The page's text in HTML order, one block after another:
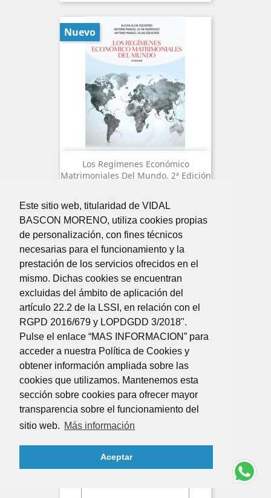
Este sitio web, titularidad de VIDAL
BASCON MORENO, utiliza cookies propias
de personalización, con fines técnicos
necesarias para el funcionamiento y la
prestación de los servicios ofrecidos en el
mismo. Dichas cookies se encuentran
excluidas del ámbito de aplicación del
artículo 22.2 de la LSSI, en relación con el
RGPD 2016/679 y LOPDGDD 3/2018".
Pulse el enlace “MAS INFORMACION” para
acceder a nuestra Política de Cookies y
obtener información ampliada sobre las
cookies que utilizamos. Mantenemos esta
sección sobre cookies para ofrecer mayor
transparencia sobre el funcionamiento del
sitio web. Más información
Aceptar
Los Regímenes Económico
Matrimoniales Del Mundo. 2ª Edición
Nuevo
Herencias Internacionales
Precio
50,00 €
Nuevo